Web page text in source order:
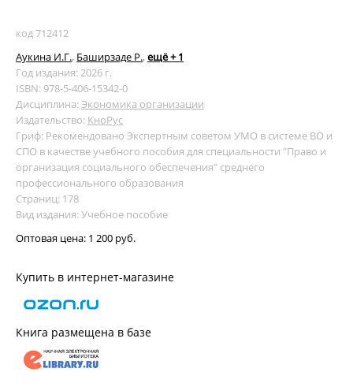
код 712412
Аукина И.Г., Баширзаде Р., ещё + 1
Год издания: 2026 г.
ISBN: 978-5-406-15342-0
Дисциплина:Экономика организации
Издательство: КноРус
Гриф: Рекомендовано Экспертным советом УМО в системе ВО и
СПО в качестве учебного пособия для специальности "Право и
организация социального обеспечения" среднего
профессионального образования
Страниц: 178
Вид издания: Учебное пособие
Оптовая цена: 1 200 руб.
Купить в интернет-магазине
Книга размещена в базе